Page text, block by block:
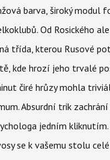
barva, široký
Od Rosického
třída, kterou Rusové
kde hrozí jeho trvalé
čiré hrůzy mohla
Absurdní trik
jedním
se k vašemu stolu